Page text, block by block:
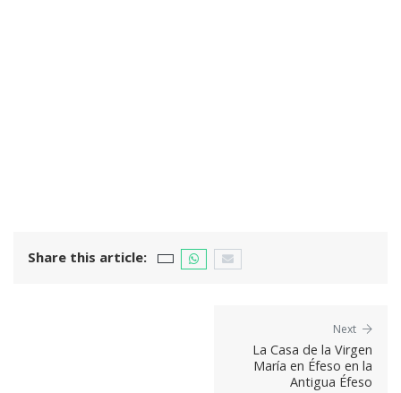
Share this article:
Next
La Casa de la Virgen
María en Éfeso en la
Antigua Éfeso